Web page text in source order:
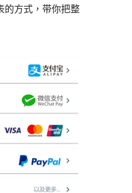
的方式，带你把整